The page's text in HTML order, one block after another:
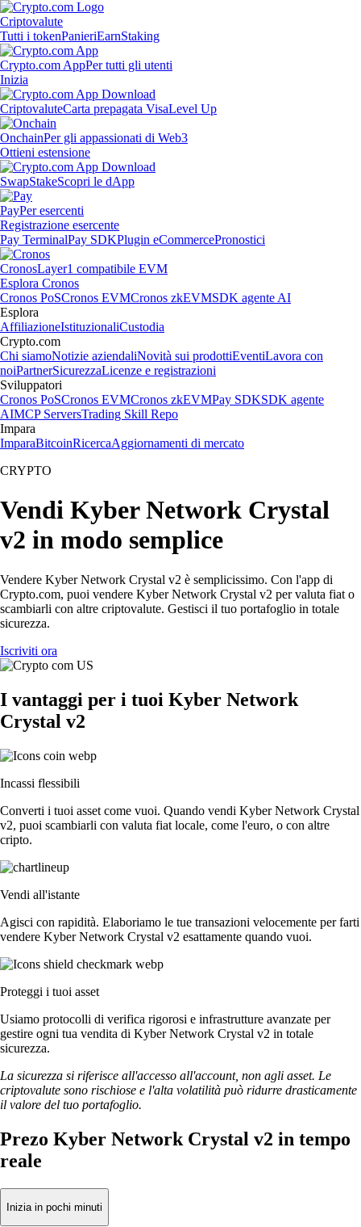
Criptovalute
Tutti i tokenPanieriEarnStaking
Crypto.com AppPer tutti gli utenti
Inizia
CriptovaluteCarta prepagata VisaLevel Up
OnchainPer gli appassionati di Web3
Ottieni estensione
SwapStakeScopri le dApp
PayPer esercenti
Registrazione esercente
Pay TerminalPay SDKPlugin eCommercePronostici
CronosLayer1 compatibile EVM
Esplora Cronos
Cronos PoSCronos EVMCronos zkEVMSDK agente AI
Esplora
AffiliazioneIstituzionaliCustodia
Crypto.com
Chi siamoNotizie aziendaliNovità sui prodottiEventiLavora con
noiPartnerSicurezzaLicenze e registrazioni
Sviluppatori
Cronos PoSCronos EVMCronos zkEVMPay SDKSDK agente
AIMCP ServersTrading Skill Repo
Impara
ImparaBitcoinRicercaAggiornamenti di mercato
CRYPTO
Vendi Kyber Network Crystal
v2 in modo semplice
Vendere Kyber Network Crystal v2 è semplicissimo. Con l'app di
Crypto.com, puoi vendere Kyber Network Crystal v2 per valuta fiat o
scambiarli con altre criptovalute. Gestisci il tuo portafoglio in totale
sicurezza.
Iscriviti ora
I vantaggi per i tuoi Kyber Network
Crystal v2
Incassi flessibili
Converti i tuoi asset come vuoi. Quando vendi Kyber Network Crystal
v2, puoi scambiarli con valuta fiat locale, come l'euro, o con altre
cripto.
Vendi all'istante
Agisci con rapidità. Elaboriamo le tue transazioni velocemente per farti
vendere Kyber Network Crystal v2 esattamente quando vuoi.
Proteggi i tuoi asset
Usiamo protocolli di verifica rigorosi e infrastrutture avanzate per
gestire ogni tua vendita di Kyber Network Crystal v2 in totale
sicurezza.
La sicurezza si riferisce all'accesso all'account, non agli asset. Le
criptovalute sono rischiose e l'alta volatilità può ridurre drasticamente
il valore del tuo portafoglio.
Prezo Kyber Network Crystal v2 in tempo
reale
Inizia in pochi minuti